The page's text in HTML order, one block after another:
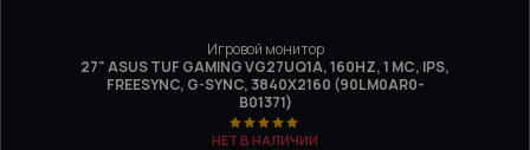
Игровой монитор
27" ASUS TUF GAMING VG27UQ1A, 160HZ, 1 МС, IPS,
FREESYNC, G-SYNC, 3840Х2160 (90LM0AR0-
B01371)
НЕТ В НАЛИЧИИ